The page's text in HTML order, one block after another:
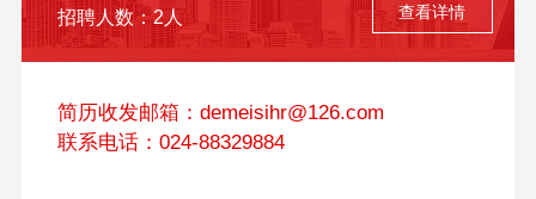
招聘人数：2人 查看详情
简历收发邮箱：demeisihr@126.com
联系电话：024-88329884